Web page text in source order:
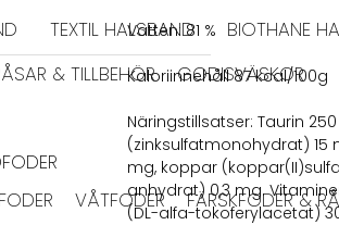
TEXTIL HALSBAND
BIOTHANE
& TILLBEHÖR GODISVÄSKOR
VÅTFODER FÄRSKFODER &
Vatten: 81 %
‍Kaloriinnehåll 87 kcal/100g
Näringstillsatser: Taurin
(zinksulfatmonohydrat)
mg, koppar
anhydrat) 0,3 mg.
(DL-alfa-tokoferylacetat)